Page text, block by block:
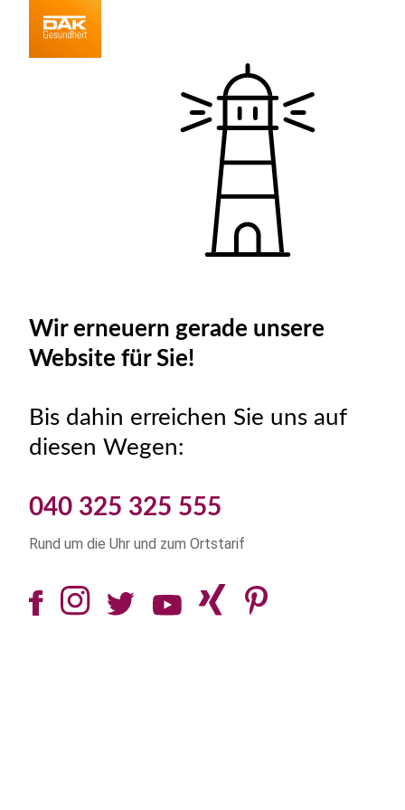
Wir erneuern gerade unsere
Website für Sie!
Bis dahin erreichen Sie uns auf
diesen Wegen:
040 325 325 555
Rund um die Uhr und zum Ortstarif